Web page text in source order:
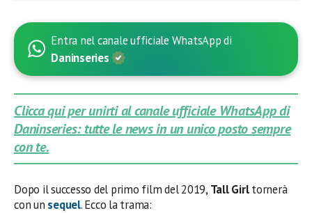
Entra nel canale ufficiale WhatsApp di
Daninseries
Clicca qui per unirti al canale ufficiale WhatsApp di
Daninseries: tutte le news in un unico posto sempre
con te.
Dopo il successo del primo film del 2019, Tall Girltornerà
con un sequel. Ecco la trama: